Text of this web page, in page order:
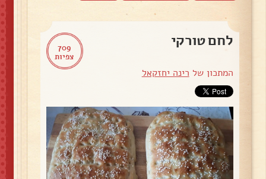
709
צפיות
לחם טורקי
המתכון של רינה יחזקאל